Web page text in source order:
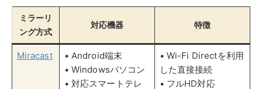
ビ
Smart
View
• Samsung製スマー
トフォン
• Samsung製スマー
トテレビ
• Samsung機器間で
の最適化
• 独自の追加機能